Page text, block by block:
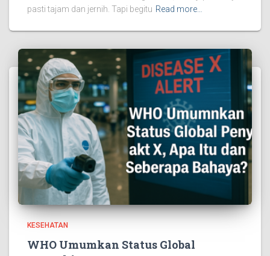
pasti tajam dan jernih. Tapi begitu Read more…
KESEHATAN
WHO Umumkan Status Global